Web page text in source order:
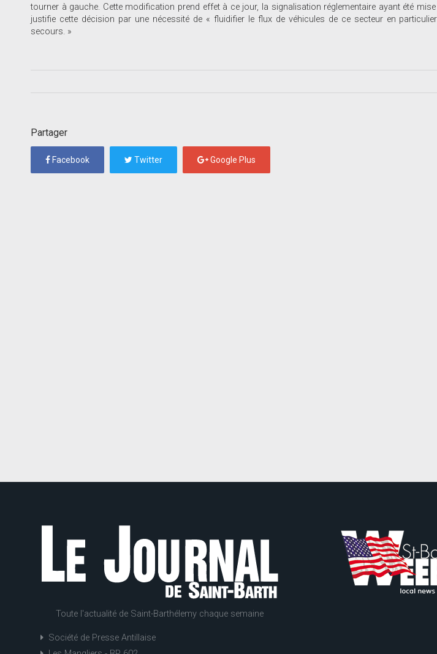
tourner à gauche. Cette modification prend effet à ce jour, la signalisation réglementaire ayant été
justifie cette décision par une nécessité de « fluidifier le flux de véhicules de ce secteur en
secours. »
Partager
Facebook Twitter Google Plus
Toute l'actualité de Saint-Barthélemy chaque semaine
Société de Presse Antillaise